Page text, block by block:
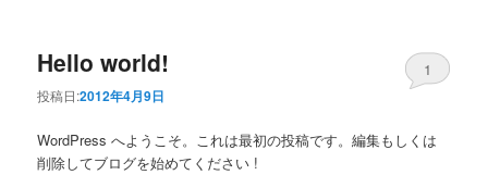
Hello world!
投稿日:2012年4月9日
1
WordPress へようこそ。これは最初の投稿です。編集もしくは
削除してブログを始めてください !